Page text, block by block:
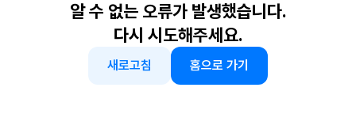
알 수 없는 오류가 발생했습니다.
다시 시도해주세요.
새로고침 홈으로 가기